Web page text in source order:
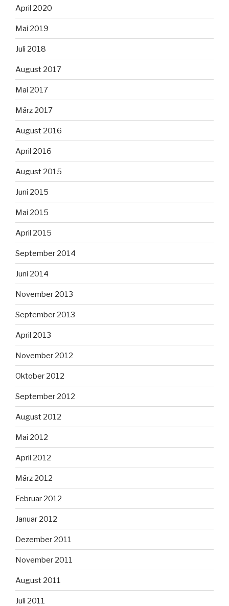
April 2020
Mai 2019
Juli 2018
August 2017
Mai 2017
März 2017
August 2016
April 2016
August 2015
Juni 2015
Mai 2015
April 2015
September 2014
Juni 2014
November 2013
September 2013
April 2013
November 2012
Oktober 2012
September 2012
August 2012
Mai 2012
April 2012
März 2012
Februar 2012
Januar 2012
Dezember 2011
November 2011
August 2011
Juli 2011